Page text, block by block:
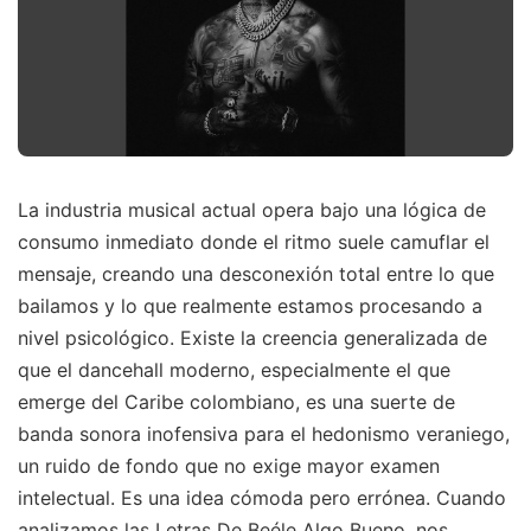
La industria musical actual opera bajo una lógica de
consumo inmediato donde el ritmo suele camuflar el
mensaje, creando una desconexión total entre lo que
bailamos y lo que realmente estamos procesando a
nivel psicológico. Existe la creencia generalizada de
que el dancehall moderno, especialmente el que
emerge del Caribe colombiano, es una suerte de
banda sonora inofensiva para el hedonismo veraniego,
un ruido de fondo que no exige mayor examen
intelectual. Es una idea cómoda pero errónea. Cuando